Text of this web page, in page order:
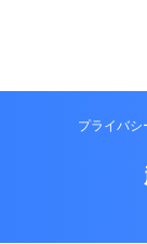
プライバシ